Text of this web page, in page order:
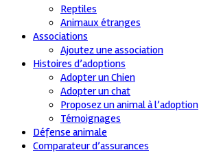
Reptiles
Animaux étranges
Associations
Ajoutez une association
Histoires d’adoptions
Adopter un Chien
Adopter un chat
Proposez un animal à l’adoption
Témoignages
Défense animale
Comparateur d’assurances